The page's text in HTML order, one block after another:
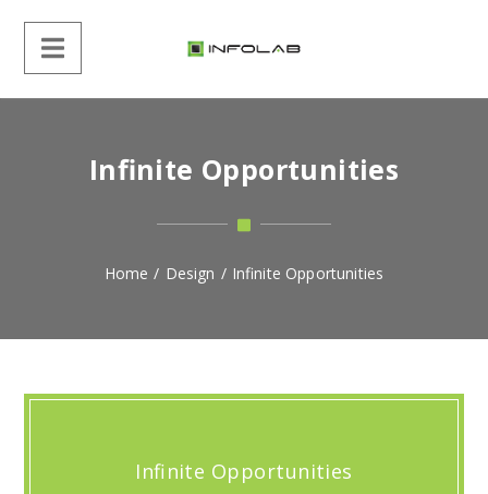
Infinite Opportunities
Home / Design / Infinite Opportunities
Infinite Opportunities